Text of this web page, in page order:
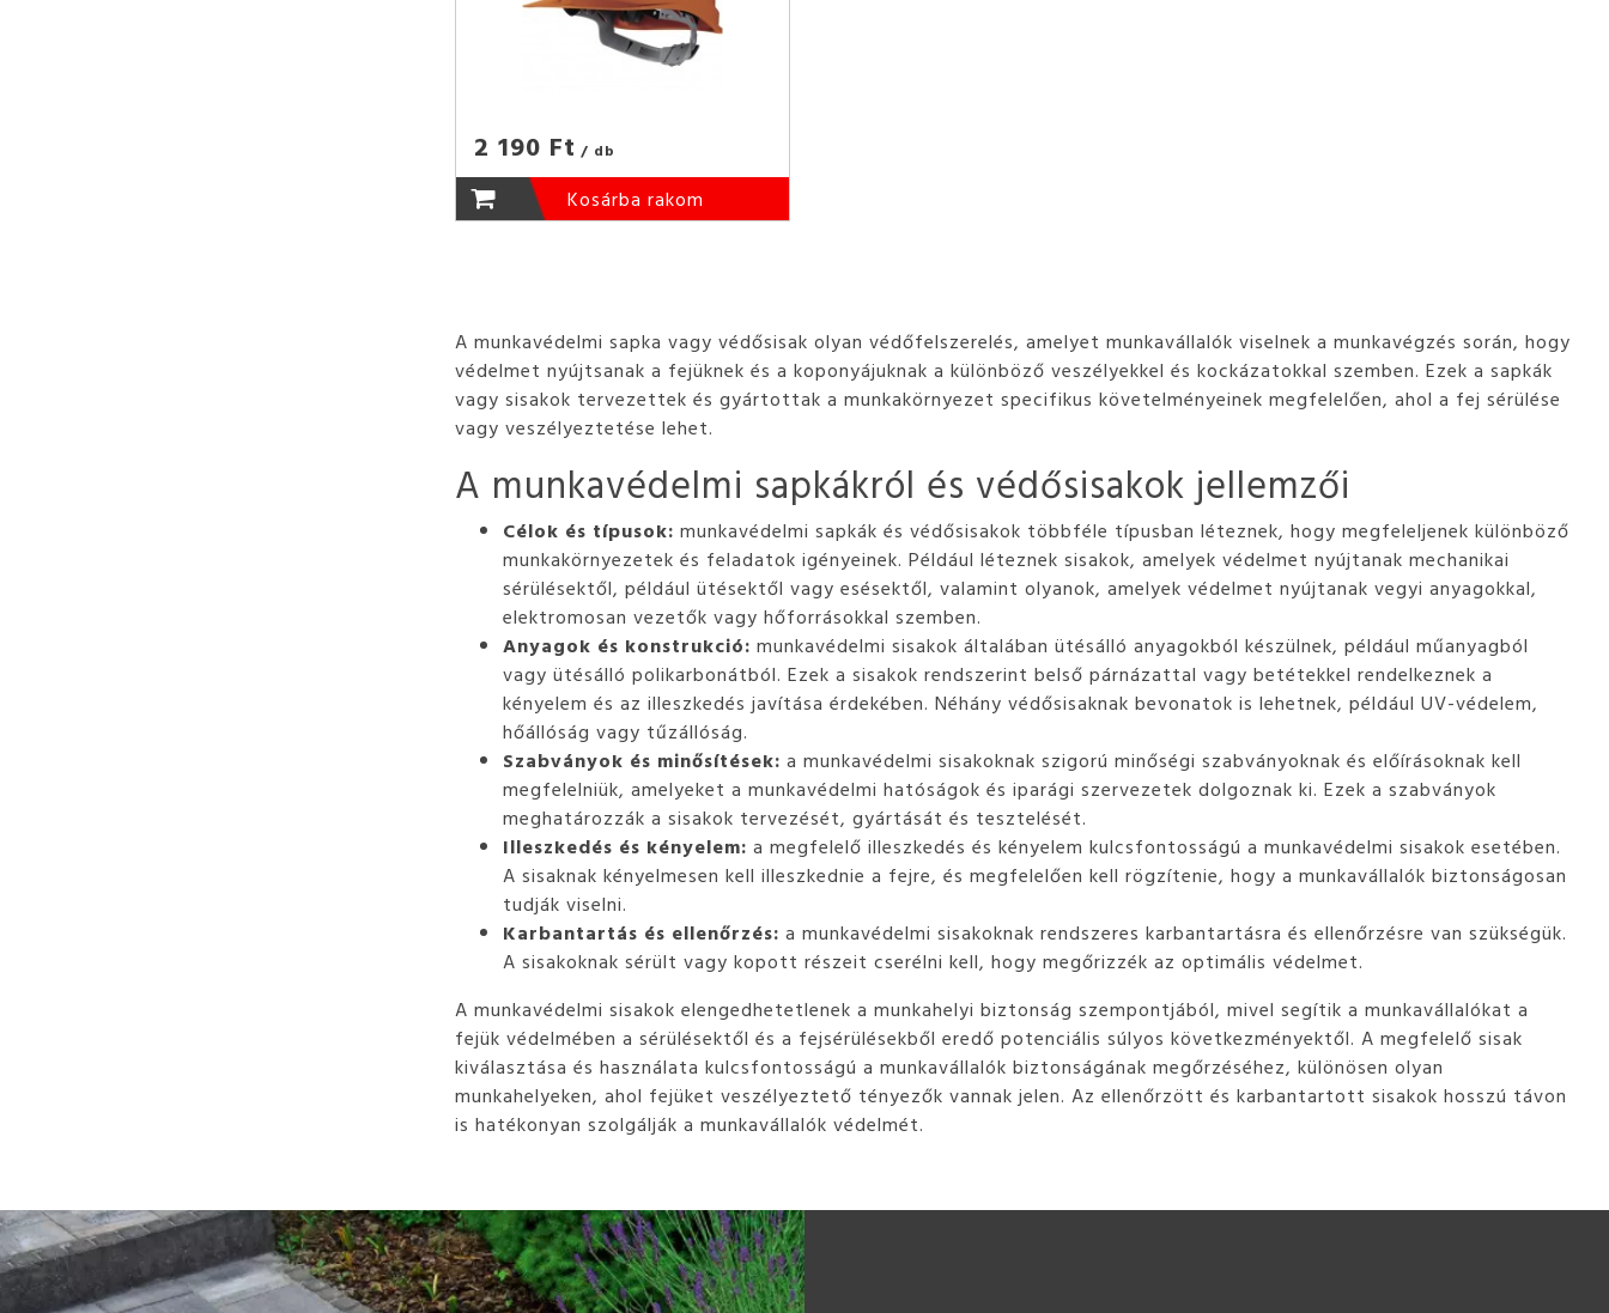
2 190 Ft / db
Kosárba rakom
A munkavédelmi sapka vagy védősisak olyan védőfelszerelés, amelyet munkavállalók viselnek a munkavégzés során, hogy
védelmet nyújtsanak a fejüknek és a koponyájuknak a különböző veszélyekkel és kockázatokkal szemben. Ezek a sapkák
vagy sisakok tervezettek és gyártottak a munkakörnyezet specifikus követelményeinek megfelelően, ahol a fej sérülése
vagy veszélyeztetése lehet.
A munkavédelmi sapkákról és védősisakok jellemzői
Célok és típusok: munkavédelmi sapkák és védősisakok többféle típusban léteznek, hogy megfeleljenek különböző
munkakörnyezetek és feladatok igényeinek. Például léteznek sisakok, amelyek védelmet nyújtanak mechanikai
sérülésektől, például ütésektől vagy esésektől, valamint olyanok, amelyek védelmet nyújtanak vegyi anyagokkal,
elektromosan vezetők vagy hőforrásokkal szemben.
Anyagok és konstrukció: munkavédelmi sisakok általában ütésálló anyagokból készülnek, például műanyagból
vagy ütésálló polikarbonátból. Ezek a sisakok rendszerint belső párnázattal vagy betétekkel rendelkeznek a
kényelem és az illeszkedés javítása érdekében. Néhány védősisaknak bevonatok is lehetnek, például UV-védelem,
hőállóság vagy tűzállóság.
Szabványok és minősítések: a munkavédelmi sisakoknak szigorú minőségi szabványoknak és előírásoknak kell
megfelelniük, amelyeket a munkavédelmi hatóságok és iparági szervezetek dolgoznak ki. Ezek a szabványok
meghatározzák a sisakok tervezését, gyártását és tesztelését.
Illeszkedés és kényelem: a megfelelő illeszkedés és kényelem kulcsfontosságú a munkavédelmi sisakok esetében.
A sisaknak kényelmesen kell illeszkednie a fejre, és megfelelően kell rögzítenie, hogy a munkavállalók biztonságosan
tudják viselni.
Karbantartás és ellenőrzés: a munkavédelmi sisakoknak rendszeres karbantartásra és ellenőrzésre van szükségük.
A sisakoknak sérült vagy kopott részeit cserélni kell, hogy megőrizzék az optimális védelmet.
A munkavédelmi sisakok elengedhetetlenek a munkahelyi biztonság szempontjából, mivel segítik a munkavállalókat a
fejük védelmében a sérülésektől és a fejsérülésekből eredő potenciális súlyos következményektől. A megfelelő sisak
kiválasztása és használata kulcsfontosságú a munkavállalók biztonságának megőrzéséhez, különösen olyan
munkahelyeken, ahol fejüket veszélyeztető tényezők vannak jelen. Az ellenőrzött és karbantartott sisakok hosszú távon
is hatékonyan szolgálják a munkavállalók védelmét.